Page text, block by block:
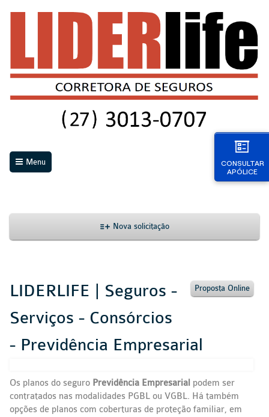
CONSULTAR
APÓLICE
Menu
Nova solicitação
Proposta Online
LIDERLIFE | Seguros -
Serviços - Consórcios
- Previdência Empresarial
Os planos do seguro Previdência Empresarial podem ser
contratados nas modalidades PGBL ou VGBL. Há também
opções de planos com coberturas de proteção familiar, em